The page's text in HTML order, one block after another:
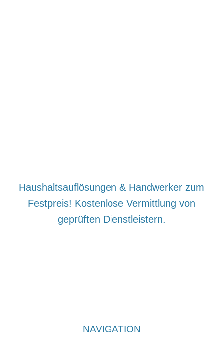
Haushaltsauflösungen & Handwerker zum
Festpreis! Kostenlose Vermittlung von
geprüften Dienstleistern.
NAVIGATION